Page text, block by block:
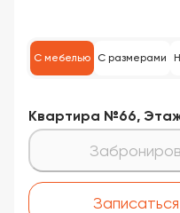
С мебелью С размерами
Квартира №66,